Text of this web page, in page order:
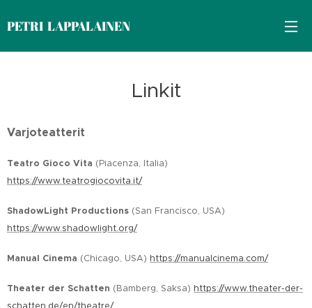
PETRI LAPPALAINEN
Linkit
Varjoteatterit
Teatro Gioco Vita (Piacenza, Italia)
https://www.teatrogiocovita.it/
ShadowLight Productions (San Francisco, USA)
https://www.shadowlight.org/
Manual Cinema (Chicago, USA) https://manualcinema.com/
Theater der Schatten (Bamberg, Saksa) https://www.theater-der-